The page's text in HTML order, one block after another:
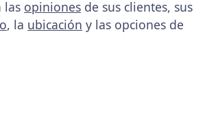
las opiniones de sus clientes, sus
, la ubicación y las opciones de